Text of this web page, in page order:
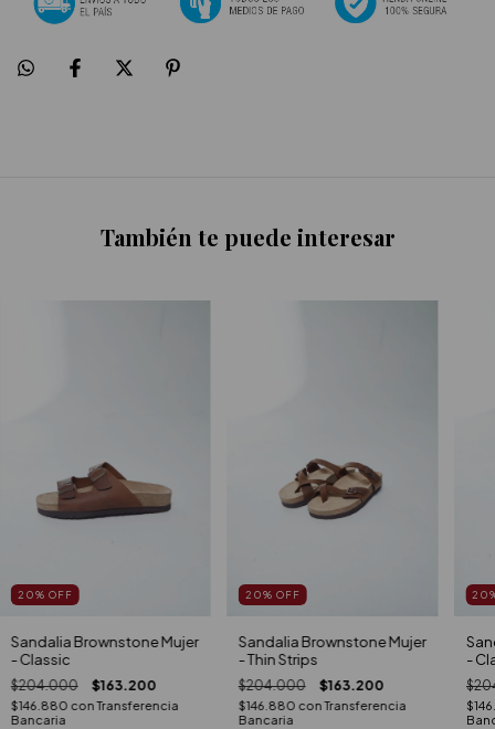
También te puede interesar
20% OFF
Sandalia Brownstone Mujer
- Classic
$204.000 $163.200
$146.880 con Transferencia
Bancaria
20% OFF
Sandalia Brownstone Mujer
- Thin Strips
$204.000 $163.200
$146.880 con Transferencia
Bancaria
20
-